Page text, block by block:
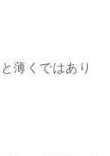
薄くではあり